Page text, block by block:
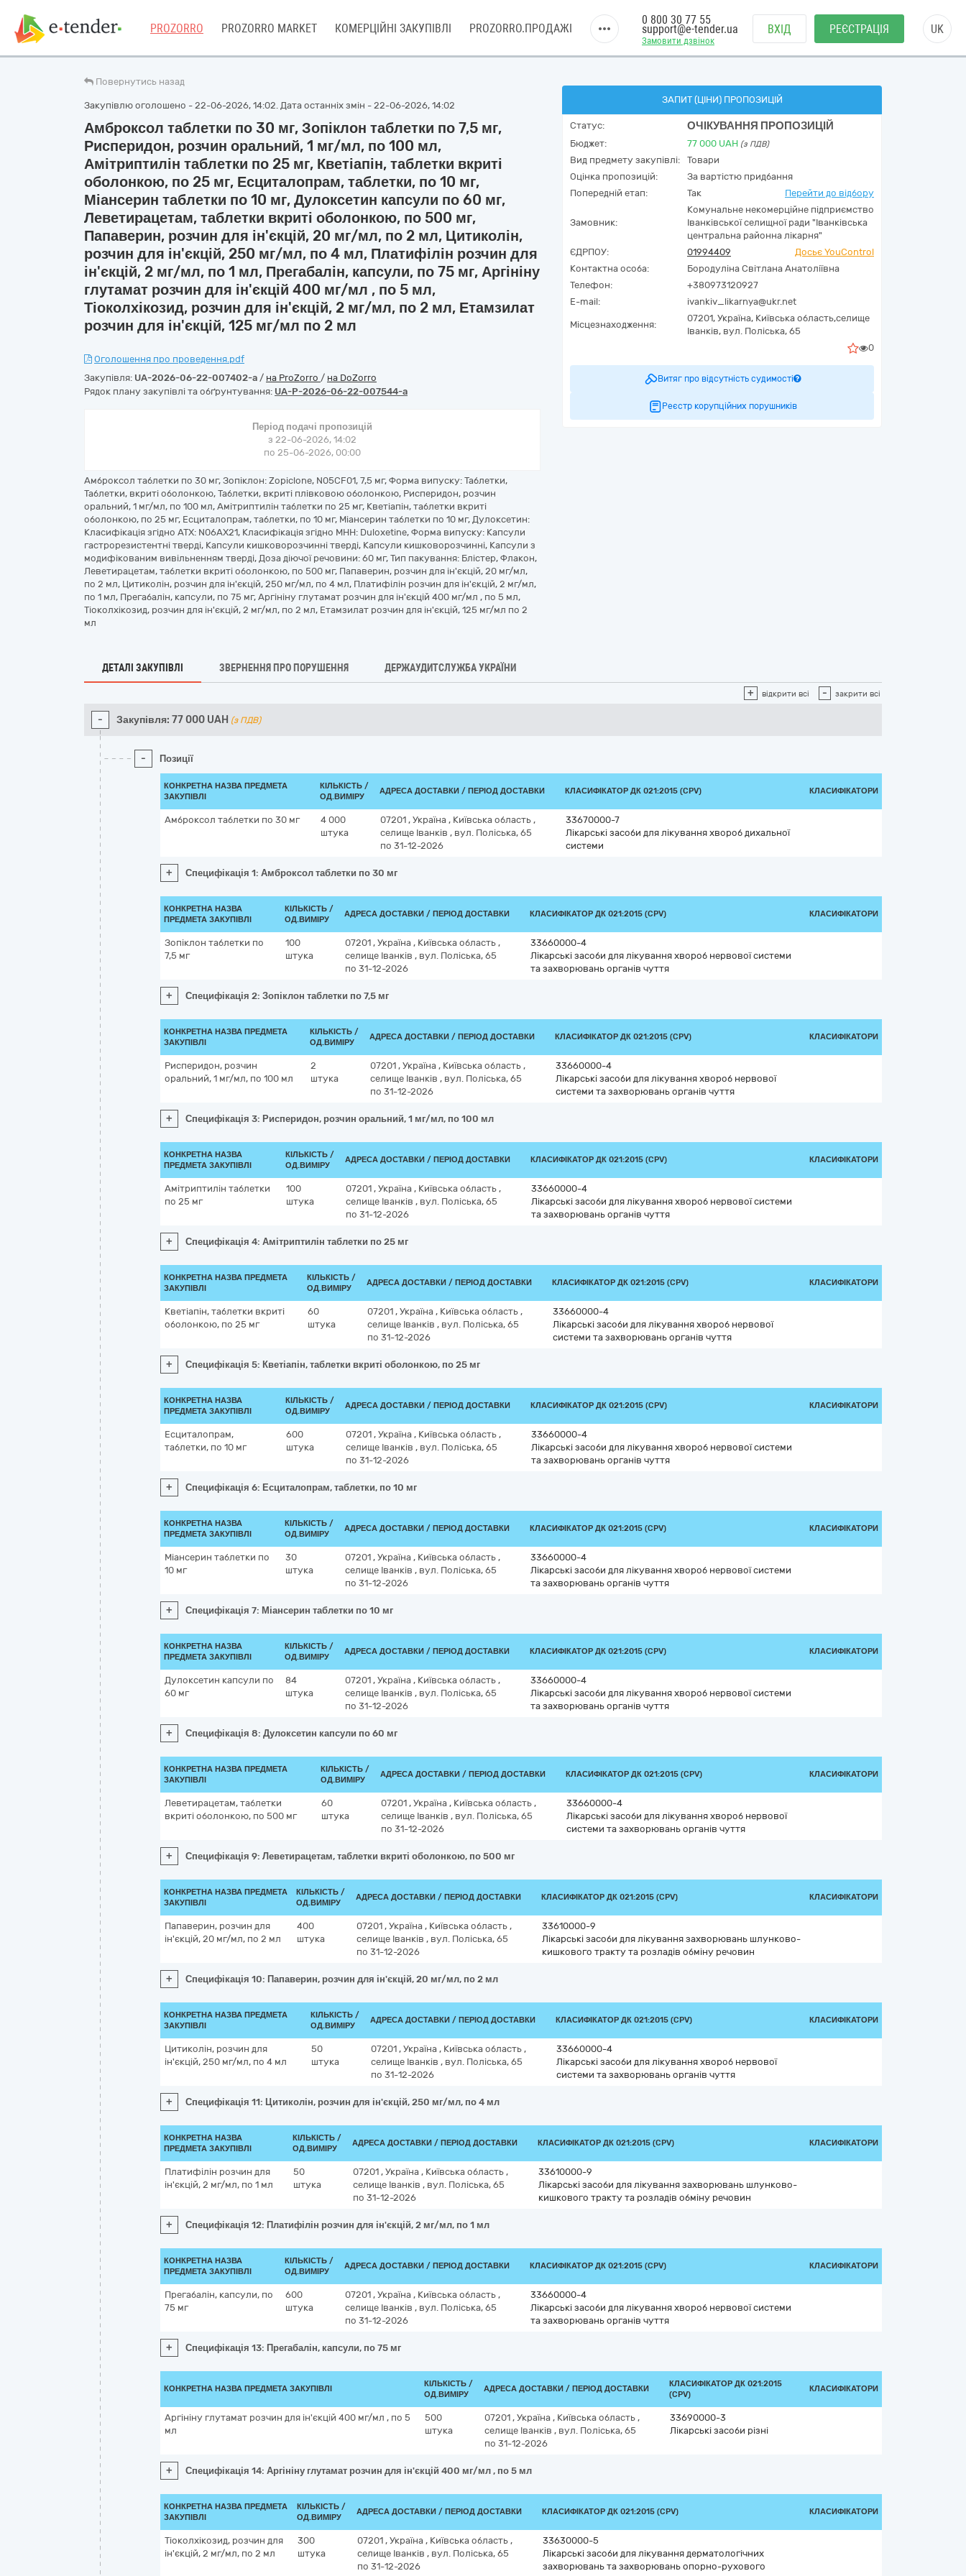
PROZORRO PROZORRO MARKET КОМЕРЦІЙНІ ЗАКУПІВЛІ PROZORRO.ПРОДАЖІ
Замовити дзвінок
0 800 30 77 55
support@e-tender.ua ВХІД РЕЄСТРАЦІЯ UK
Повернутись назад
Закупівлю оголошено - 22-06-2026, 14:02. Дата останніх змін - 22-06-2026, 14:02
Амброксол таблетки по 30 мг, Зопіклон таблетки по 7,5 мг,
Рисперидон, розчин оральний, 1 мг/мл, по 100 мл,
Амітриптилін таблетки по 25 мг, Кветіапін, таблетки вкриті
оболонкою, по 25 мг, Есциталопрам, таблетки, по 10 мг,
Міансерин таблетки по 10 мг, Дулоксетин капсули по 60 мг,
Леветирацетам, таблетки вкриті оболонкою, по 500 мг,
Папаверин, розчин для ін'єкцій, 20 мг/мл, по 2 мл, Цитиколін,
розчин для ін'єкцій, 250 мг/мл, по 4 мл, Платифілін розчин для
ін'єкцій, 2 мг/мл, по 1 мл, Прегабалін, капсули, по 75 мг, Аргініну
глутамат розчин для ін'єкцій 400 мг/мл , по 5 мл,
Тіоколхікозид, розчин для ін'єкцій, 2 мг/мл, по 2 мл, Етамзилат
розчин для ін'єкцій, 125 мг/мл по 2 мл
Оголошення про проведення.pdf
Закупівля: UA-2026-06-22-007402-a / на ProZorro / на DoZorro
Рядок плану закупівлі та обґрунтування: UA-P-2026-06-22-007544-a
Період подачі пропозицій
з 22-06-2026, 14:02
по 25-06-2026, 00:00
Амброксол таблетки по 30 мг, Зопіклон: Zopiclone, N05CF01, 7,5 мг, Форма випуску: Таблетки,
Таблетки, вкриті оболонкою, Таблетки, вкриті плівковою оболонкою, Рисперидон, розчин
оральний, 1 мг/мл, по 100 мл, Амітриптилін таблетки по 25 мг, Кветіапін, таблетки вкриті
оболонкою, по 25 мг, Есциталопрам, таблетки, по 10 мг, Міансерин таблетки по 10 мг, Дулоксетин:
Класифікація згідно АТХ: N06AX21, Класифікація згідно МНН: Duloxetine, Форма випуску: Капсули
гастрорезистентні тверді, Капсули кишковорозчинні тверді, Капсули кишковорозчинні, Капсули з
модифікованим вивільненням тверді, Доза діючої речовини: 60 мг, Тип пакування: Блістер, Флакон,
Леветирацетам, таблетки вкриті оболонкою, по 500 мг, Папаверин, розчин для ін'єкцій, 20 мг/мл,
по 2 мл, Цитиколін, розчин для ін'єкцій, 250 мг/мл, по 4 мл, Платифілін розчин для ін'єкцій, 2 мг/мл,
по 1 мл, Прегабалін, капсули, по 75 мг, Аргініну глутамат розчин для ін'єкцій 400 мг/мл , по 5 мл,
Тіоколхікозид, розчин для ін'єкцій, 2 мг/мл, по 2 мл, Етамзилат розчин для ін'єкцій, 125 мг/мл по 2
мл
ЗАПИТ (ЦІНИ) ПРОПОЗИЦІЙ
Статус: ОЧІКУВАННЯ ПРОПОЗИЦІЙ
Бюджет: 77 000 UAH (з ПДВ)
Вид предмету закупівлі:
Товари
Оцінка пропозицій:
За вартістю придбання
Попередній етап:
Так Перейти до відбору
Замовник:
Комунальне некомерційне підприємство
Іванківської селищної ради "Іванківська
центральна районна лікарня"
ЄДРПОУ:
01994409
Досьє YouControl
Контактна особа:
Бородуліна Світлана Анатоліївна
Телефон:
+380973120927
E-mail:
ivankiv_likarnya@ukr.net
Місцезнаходження:
07201, Україна, Київська область,селище
Іванків, вул. Поліська, 65
0
Витяг про відсутність судимості
Реєстр корупційних порушників
ДЕТАЛІ ЗАКУПІВЛІ ЗВЕРНЕННЯ ПРО ПОРУШЕННЯ ДЕРЖАУДИТСЛУЖБА УКРАЇНИ
+ відкрити всі - закрити всі
- Закупівля: 77 000 UAH (з ПДВ)
- Позиції
КОНКРЕТНА НАЗВА ПРЕДМЕТА
ЗАКУПІВЛІ
КІЛЬКІСТЬ /
ОД.ВИМІРУ
АДРЕСА ДОСТАВКИ / ПЕРІОД ДОСТАВКИ КЛАСИФІКАТОР ДК 021:2015 (CPV) КЛАСИФІКАТОРИ
Амброксол таблетки по 30 мг
4 000
штука
07201 , Україна , Київська область ,
селище Іванків , вул. Поліська, 65
по 31-12-2026
33670000-7
Лікарські засоби для лікування хвороб дихальної
системи
+ Специфікація 1: Амброксол таблетки по 30 мг
КОНКРЕТНА НАЗВА
ПРЕДМЕТА ЗАКУПІВЛІ
КІЛЬКІСТЬ /
ОД.ВИМІРУ
АДРЕСА ДОСТАВКИ / ПЕРІОД ДОСТАВКИ КЛАСИФІКАТОР ДК 021:2015 (CPV) КЛАСИФІКАТОРИ
Зопіклон таблетки по
7,5 мг
100
штука
07201 , Україна , Київська область ,
селище Іванків , вул. Поліська, 65
по 31-12-2026
33660000-4
Лікарські засоби для лікування хвороб нервової системи
та захворювань органів чуття
+ Специфікація 2: Зопіклон таблетки по 7,5 мг
КОНКРЕТНА НАЗВА ПРЕДМЕТА
ЗАКУПІВЛІ
КІЛЬКІСТЬ /
ОД.ВИМІРУ
АДРЕСА ДОСТАВКИ / ПЕРІОД ДОСТАВКИ КЛАСИФІКАТОР ДК 021:2015 (CPV) КЛАСИФІКАТОРИ
Рисперидон, розчин
оральний, 1 мг/мл, по 100 мл
2
штука
07201 , Україна , Київська область ,
селище Іванків , вул. Поліська, 65
по 31-12-2026
33660000-4
Лікарські засоби для лікування хвороб нервової
системи та захворювань органів чуття
+ Специфікація 3: Рисперидон, розчин оральний, 1 мг/мл, по 100 мл
КОНКРЕТНА НАЗВА
ПРЕДМЕТА ЗАКУПІВЛІ
КІЛЬКІСТЬ /
ОД.ВИМІРУ
АДРЕСА ДОСТАВКИ / ПЕРІОД ДОСТАВКИ КЛАСИФІКАТОР ДК 021:2015 (CPV) КЛАСИФІКАТОРИ
Амітриптилін таблетки
по 25 мг
100
штука
07201 , Україна , Київська область ,
селище Іванків , вул. Поліська, 65
по 31-12-2026
33660000-4
Лікарські засоби для лікування хвороб нервової системи
та захворювань органів чуття
+ Специфікація 4: Амітриптилін таблетки по 25 мг
КОНКРЕТНА НАЗВА ПРЕДМЕТА
ЗАКУПІВЛІ
КІЛЬКІСТЬ /
ОД.ВИМІРУ
АДРЕСА ДОСТАВКИ / ПЕРІОД ДОСТАВКИ КЛАСИФІКАТОР ДК 021:2015 (CPV) КЛАСИФІКАТОРИ
Кветіапін, таблетки вкриті
оболонкою, по 25 мг
60
штука
07201 , Україна , Київська область ,
селище Іванків , вул. Поліська, 65
по 31-12-2026
33660000-4
Лікарські засоби для лікування хвороб нервової
системи та захворювань органів чуття
+ Специфікація 5: Кветіапін, таблетки вкриті оболонкою, по 25 мг
КОНКРЕТНА НАЗВА
ПРЕДМЕТА ЗАКУПІВЛІ
КІЛЬКІСТЬ /
ОД.ВИМІРУ
АДРЕСА ДОСТАВКИ / ПЕРІОД ДОСТАВКИ КЛАСИФІКАТОР ДК 021:2015 (CPV) КЛАСИФІКАТОРИ
Есциталопрам,
таблетки, по 10 мг
600
штука
07201 , Україна , Київська область ,
селище Іванків , вул. Поліська, 65
по 31-12-2026
33660000-4
Лікарські засоби для лікування хвороб нервової системи
та захворювань органів чуття
+ Специфікація 6: Есциталопрам, таблетки, по 10 мг
КОНКРЕТНА НАЗВА
ПРЕДМЕТА ЗАКУПІВЛІ
КІЛЬКІСТЬ /
ОД.ВИМІРУ
АДРЕСА ДОСТАВКИ / ПЕРІОД ДОСТАВКИ КЛАСИФІКАТОР ДК 021:2015 (CPV) КЛАСИФІКАТОРИ
Міансерин таблетки по
10 мг
30
штука
07201 , Україна , Київська область ,
селище Іванків , вул. Поліська, 65
по 31-12-2026
33660000-4
Лікарські засоби для лікування хвороб нервової системи
та захворювань органів чуття
+ Специфікація 7: Міансерин таблетки по 10 мг
КОНКРЕТНА НАЗВА
ПРЕДМЕТА ЗАКУПІВЛІ
КІЛЬКІСТЬ /
ОД.ВИМІРУ
АДРЕСА ДОСТАВКИ / ПЕРІОД ДОСТАВКИ КЛАСИФІКАТОР ДК 021:2015 (CPV) КЛАСИФІКАТОРИ
Дулоксетин капсули по
60 мг
84
штука
07201 , Україна , Київська область ,
селище Іванків , вул. Поліська, 65
по 31-12-2026
33660000-4
Лікарські засоби для лікування хвороб нервової системи
та захворювань органів чуття
+ Специфікація 8: Дулоксетин капсули по 60 мг
КОНКРЕТНА НАЗВА ПРЕДМЕТА
ЗАКУПІВЛІ
КІЛЬКІСТЬ /
ОД.ВИМІРУ
АДРЕСА ДОСТАВКИ / ПЕРІОД ДОСТАВКИ КЛАСИФІКАТОР ДК 021:2015 (CPV) КЛАСИФІКАТОРИ
Леветирацетам, таблетки
вкриті оболонкою, по 500 мг
60
штука
07201 , Україна , Київська область ,
селище Іванків , вул. Поліська, 65
по 31-12-2026
33660000-4
Лікарські засоби для лікування хвороб нервової
системи та захворювань органів чуття
+ Специфікація 9: Леветирацетам, таблетки вкриті оболонкою, по 500 мг
КОНКРЕТНА НАЗВА ПРЕДМЕТА
ЗАКУПІВЛІ
КІЛЬКІСТЬ /
ОД.ВИМІРУ
АДРЕСА ДОСТАВКИ / ПЕРІОД ДОСТАВКИ КЛАСИФІКАТОР ДК 021:2015 (CPV) КЛАСИФІКАТОРИ
Папаверин, розчин для
ін'єкцій, 20 мг/мл, по 2 мл
400
штука
07201 , Україна , Київська область ,
селище Іванків , вул. Поліська, 65
по 31-12-2026
33610000-9
Лікарські засоби для лікування захворювань шлунково-
кишкового тракту та розладів обміну речовин
+ Специфікація 10: Папаверин, розчин для ін'єкцій, 20 мг/мл, по 2 мл
КОНКРЕТНА НАЗВА ПРЕДМЕТА
ЗАКУПІВЛІ
КІЛЬКІСТЬ /
ОД.ВИМІРУ
АДРЕСА ДОСТАВКИ / ПЕРІОД ДОСТАВКИ КЛАСИФІКАТОР ДК 021:2015 (CPV) КЛАСИФІКАТОРИ
Цитиколін, розчин для
ін'єкцій, 250 мг/мл, по 4 мл
50
штука
07201 , Україна , Київська область ,
селище Іванків , вул. Поліська, 65
по 31-12-2026
33660000-4
Лікарські засоби для лікування хвороб нервової
системи та захворювань органів чуття
+ Специфікація 11: Цитиколін, розчин для ін'єкцій, 250 мг/мл, по 4 мл
КОНКРЕТНА НАЗВА
ПРЕДМЕТА ЗАКУПІВЛІ
КІЛЬКІСТЬ /
ОД.ВИМІРУ
АДРЕСА ДОСТАВКИ / ПЕРІОД ДОСТАВКИ КЛАСИФІКАТОР ДК 021:2015 (CPV) КЛАСИФІКАТОРИ
Платифілін розчин для
ін'єкцій, 2 мг/мл, по 1 мл
50
штука
07201 , Україна , Київська область ,
селище Іванків , вул. Поліська, 65
по 31-12-2026
33610000-9
Лікарські засоби для лікування захворювань шлунково-
кишкового тракту та розладів обміну речовин
+ Специфікація 12: Платифілін розчин для ін'єкцій, 2 мг/мл, по 1 мл
КОНКРЕТНА НАЗВА
ПРЕДМЕТА ЗАКУПІВЛІ
КІЛЬКІСТЬ /
ОД.ВИМІРУ
АДРЕСА ДОСТАВКИ / ПЕРІОД ДОСТАВКИ КЛАСИФІКАТОР ДК 021:2015 (CPV) КЛАСИФІКАТОРИ
Прегабалін, капсули, по
75 мг
600
штука
07201 , Україна , Київська область ,
селище Іванків , вул. Поліська, 65
по 31-12-2026
33660000-4
Лікарські засоби для лікування хвороб нервової системи
та захворювань органів чуття
+ Специфікація 13: Прегабалін, капсули, по 75 мг
КОНКРЕТНА НАЗВА ПРЕДМЕТА ЗАКУПІВЛІ
КІЛЬКІСТЬ /
ОД.ВИМІРУ
АДРЕСА ДОСТАВКИ / ПЕРІОД ДОСТАВКИ
КЛАСИФІКАТОР ДК 021:2015
(CPV)
КЛАСИФІКАТОРИ
Аргініну глутамат розчин для ін'єкцій 400 мг/мл , по 5
мл
500
штука
07201 , Україна , Київська область ,
селище Іванків , вул. Поліська, 65
по 31-12-2026
33690000-3
Лікарські засоби різні
+ Специфікація 14: Аргініну глутамат розчин для ін'єкцій 400 мг/мл , по 5 мл
КОНКРЕТНА НАЗВА ПРЕДМЕТА
ЗАКУПІВЛІ
КІЛЬКІСТЬ /
ОД.ВИМІРУ
АДРЕСА ДОСТАВКИ / ПЕРІОД ДОСТАВКИ КЛАСИФІКАТОР ДК 021:2015 (CPV) КЛАСИФІКАТОРИ
Тіоколхікозид, розчин для
ін'єкцій, 2 мг/мл, по 2 мл
300
штука
07201 , Україна , Київська область ,
селище Іванків , вул. Поліська, 65
по 31-12-2026
33630000-5
Лікарські засоби для лікування дерматологічних
захворювань та захворювань опорно-рухового